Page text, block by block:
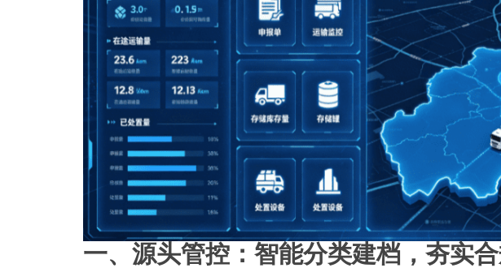
一、源头管控：智能分类建档，夯实